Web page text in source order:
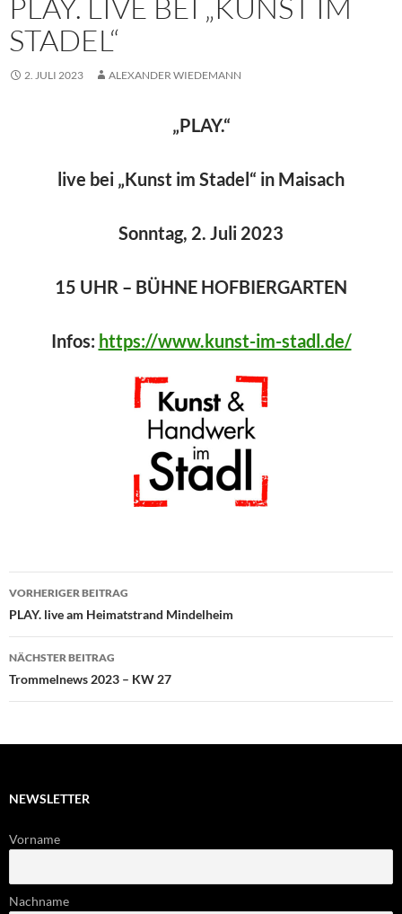
STADEL“
2. JULI 2023 ALEXANDER WIEDEMANN
„PLAY.“
live bei „Kunst im Stadel“ in Maisach
Sonntag, 2. Juli 2023
15 UHR – BÜHNE HOFBIERGARTEN
Infos: https://www.kunst-im-stadl.de/
Beitragsnavigation
VORHERIGER BEITRAG
PLAY. live am Heimatstrand Mindelheim
NÄCHSTER BEITRAG
Trommelnews 2023 – KW 27
NEWSLETTER
Vorname
Nachname